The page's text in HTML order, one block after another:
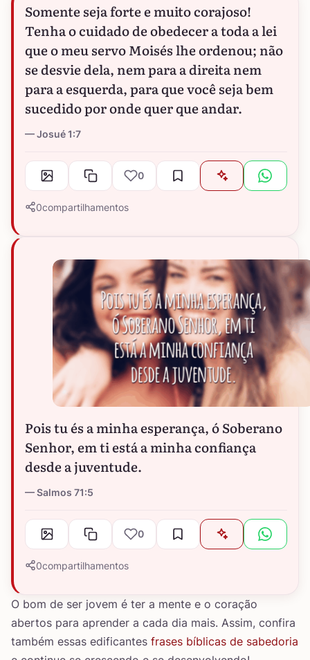
Somente seja forte e muito corajoso!
Tenha o cuidado de obedecer a toda a lei
que o meu servo Moisés lhe ordenou; não
se desvie dela, nem para a direita nem
para a esquerda, para que você seja bem
sucedido por onde quer que andar.
Josué 1:7
0
0compartilhamentos
Pois tu és a minha esperança, ó Soberano
Senhor, em ti está a minha confiança
desde a juventude.
Salmos 71:5
0
0compartilhamentos
O bom de ser jovem é ter a mente e o coração
abertos para aprender a cada dia mais. Assim, confira
também essas edificantes frases bíblicas de sabedoria